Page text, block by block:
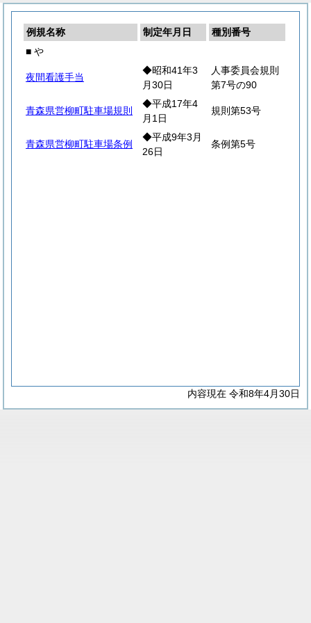
例規名称 制定年月日
種別番号
■ や
夜間看護手当
◆昭和41年3
月30日
人事委員会規則
第7号の90
青森県営柳町駐車場規則
◆平成17年4
月1日
規則第53号
青森県営柳町駐車場条例
◆平成9年3月
26日
条例第5号
内容現在 令和8年4月30日